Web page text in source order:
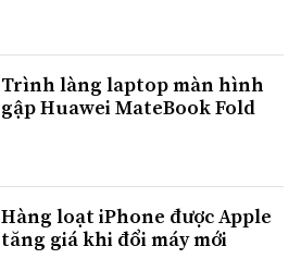
Trình làng laptop màn hình
gập Huawei MateBook Fold
Hàng loạt iPhone được Apple
tăng giá khi đổi máy mới